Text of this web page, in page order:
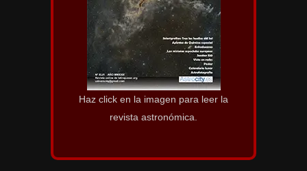
Haz click en la imagen para leer la
revista astronómica.